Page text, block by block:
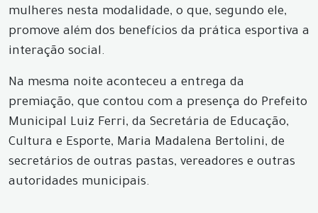
mulheres nesta modalidade, o que, segundo ele,
promove além dos benefícios da prática esportiva a
interação social.
Na mesma noite aconteceu a entrega da
premiação, que contou com a presença do Prefeito
Municipal Luiz Ferri, da Secretária de Educação,
Cultura e Esporte, Maria Madalena Bertolini, de
secretários de outras pastas, vereadores e outras
autoridades municipais.